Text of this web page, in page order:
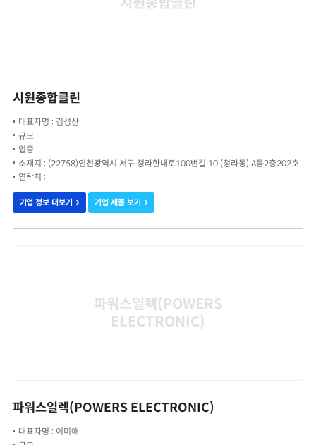
시원종합클린
대표자명 : 김성산
규모 :
업종 :
소재지 : (22758)인천광역시 서구 청라한내로100번길 10 (청라동) A동2층202호
연락처 :
기업 정보 더보기 기업 제품 보기
파워스일렉(POWERS
ELECTRONIC)
파워스일렉(POWERS ELECTRONIC)
대표자명 : 이미애